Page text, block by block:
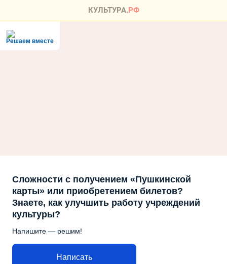
Решаем вместе
Сложности с получением «Пушкинской
карты» или приобретением билетов?
Знаете, как улучшить работу учреждений
культуры?
Напишите — решим!
Написать